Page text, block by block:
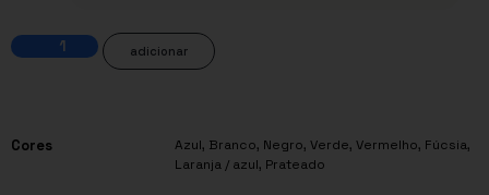
adicionar
Cores Azul, Branco, Negro, Verde, Vermelho, Fúcsia,
Laranja / azul, Prateado